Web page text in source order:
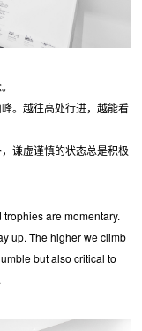
。越往高处行进，越能看
谦虚谨慎的状态总是积极
are momentary.
up. The higher we climb
but also critical to